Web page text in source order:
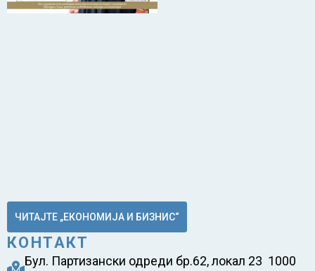
ЧИТАЈТЕ „ЕКОНОМИЈА И БИЗНИС“
КОНТАКТ
Бул. Партизански одреди бр.62, локал 23 1000